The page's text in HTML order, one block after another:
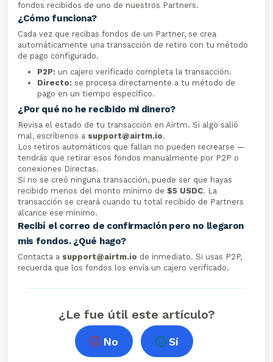
fondos recibidos de uno de nuestros Partners.
¿Cómo funciona?
Cada vez que recibas fondos de un Partner, se crea
automáticamente una transacción de retiro con tu método
de pago configurado.
P2P: un cajero verificado completa la transacción.
Directo: se procesa directamente a tu método de
pago en un tiempo específico.
¿Por qué no he recibido mi dinero?
Revisa el estado de tu transacción en Airtm. Si algo salió
mal, escríbenos a support@airtm.io.
Los retiros automáticos que fallan no pueden recrearse —
tendrás que retirar esos fondos manualmente por P2P o
conexiones Directas.
Si no se creó ninguna transacción, puede ser que hayas
recibido menos del monto mínimo de $5 USDC. La
transacción se creará cuando tu total recibido de Partners
alcance ese mínimo.
Recibí el correo de confirmación pero no llegaron
mis fondos. ¿Qué hago?
Contacta a support@airtm.io de inmediato. Si usas P2P,
recuerda que los fondos los envía un cajero verificado.
¿Le fue útil este artículo?
No Sí